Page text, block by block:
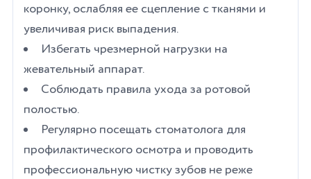
коронку, ослабляя ее сцепление с тканями и
увеличивая риск выпадения.
Избегать чрезмерной нагрузки на
жевательный аппарат.
Соблюдать правила ухода за ротовой
полостью.
Регулярно посещать стоматолога для
профилактического осмотра и проводить
профессиональную чистку зубов не реже